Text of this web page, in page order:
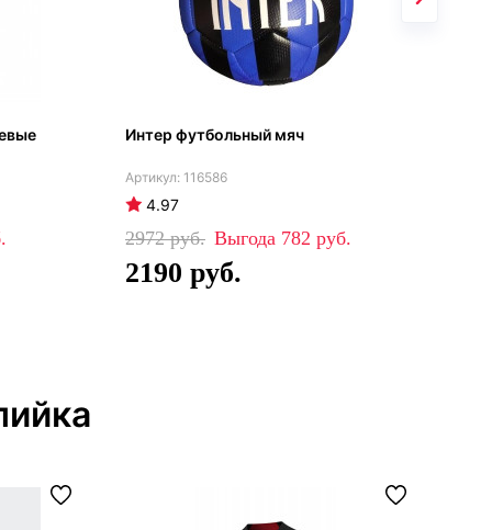
Интер футбольный мяч
116586
4.97
2972 782
2190